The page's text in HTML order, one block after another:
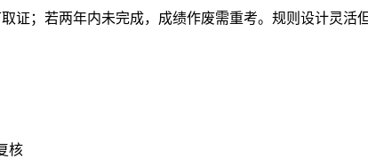
证；若两年内未完成，成绩作废需重考。规则设计灵活
核